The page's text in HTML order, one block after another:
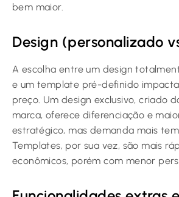
bem maior.
Design (personalizado
A escolha entre um design
e um template pré-definido
preço. Um design exclusivo, criado
marca, oferece diferenciação e
estratégico, mas demanda mais
Templates, por sua vez, são mais
econômicos, porém com menor